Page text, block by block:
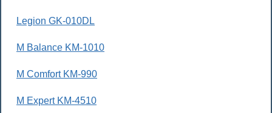
Legion GK-010DL
M Balance KM-1010
M Comfort KM-990
M Expert KM-4510